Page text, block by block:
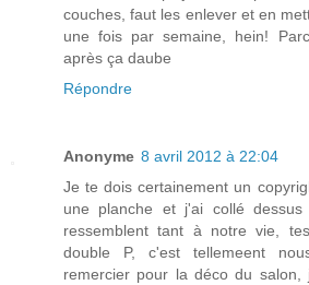
couches, faut les enlever et en
une fois par semaine, hein!
après ça daube
Répondre
Anonyme 8 avril 2012 à 22:04
Je te dois certainement un
une planche et j'ai collé
ressemblent tant à notre vie,
double P, c'est tellemeent
remercier pour la déco du salon,